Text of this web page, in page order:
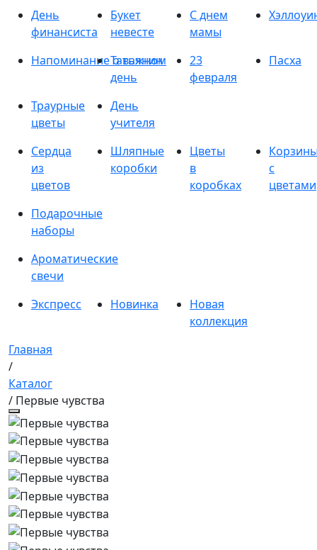
День
финансиста
Букет
невесте
С днем
мамы
Напоминание о важном
Татьянин
день
23
февраля
Пасха
Траурные
цветы
День
учителя
Сердца
из
цветов
Шляпные
коробки
Цветы
в
коробках
с
цветами
Подарочные
наборы
Ароматические
свечи
Экспресс
Новинка
Новая
коллекция
Главная
/
Каталог
/ Первые чувства